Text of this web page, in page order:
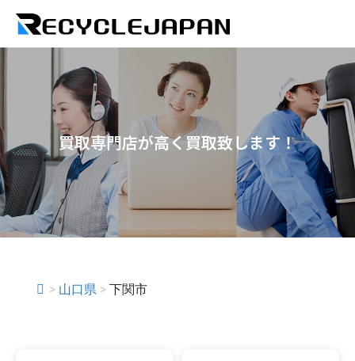
買取専門店が高く買取致します！
> 山口県 > 下関市